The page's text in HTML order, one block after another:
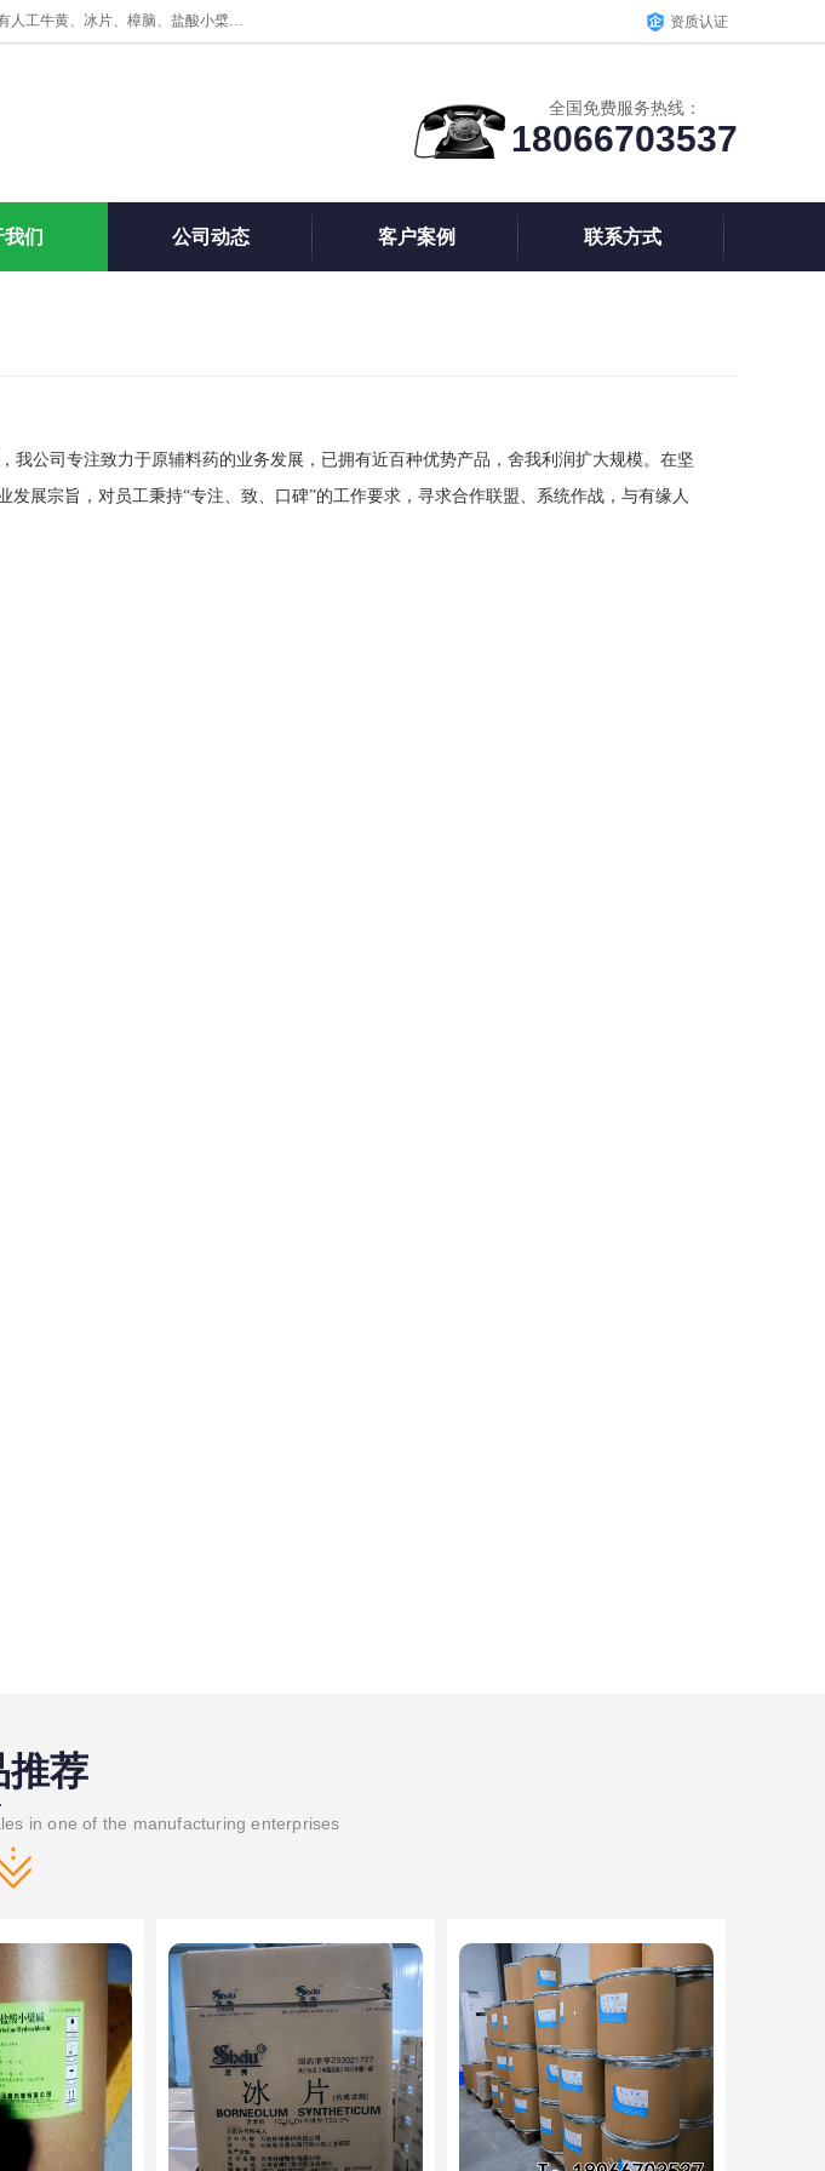
陕西盘龙翊海医药有限公司是一家民营科技型中小企业，公司核心专注医药原料药与药用辅料的批发，主营产品有人工牛黄、冰片、樟脑、盐酸小檗碱、氢氧化铝、枸橼酸喷托维林、甲硝唑、维生素B、维生素C、维生素E、克霉唑、利巴韦林、氯化铵等。 资质认证
全国免费服务热线：
18066703537
我们 公司动态 客户案例 联系方式
我公司专注致力于原辅料药的业务发展，已拥有近百种优势产品，舍我利润扩大规模。在坚
展宗旨，对员工秉持“专注、致、口碑”的工作要求，寻求合作联盟、系统作战，与有缘人
推荐
in one of the manufacturing enterprises